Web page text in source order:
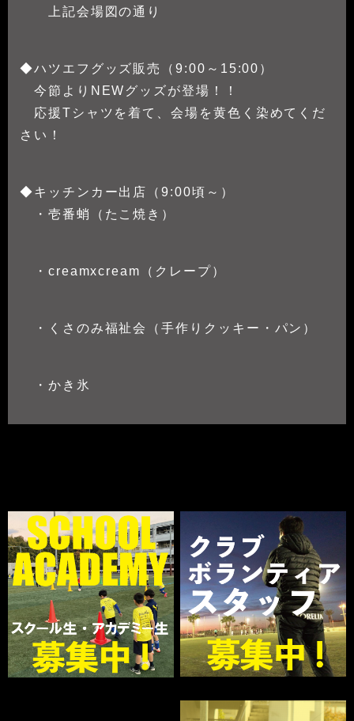
上記会場図の通り
◆ハツエフグッズ販売（9:00～15:00）
今節よりNEWグッズが登場！！
応援Tシャツを着て、会場を黄色く染めてくだ
さい！
◆キッチンカー出店（9:00頃～）
・壱番蛸（たこ焼き）
・creamxcream（クレープ）
・くさのみ福祉会（手作りクッキー・パン）
・かき氷